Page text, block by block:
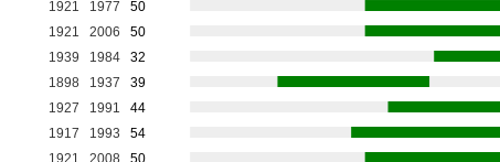
1921 1977
50
1921 2006
50
1939 1984
32
1898 1937
39
1927 1991
44
1917 1993
54
1921 2008
50